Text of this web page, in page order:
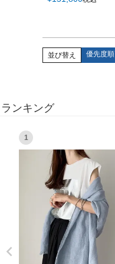
並び替え 優先度順
ランキング
1